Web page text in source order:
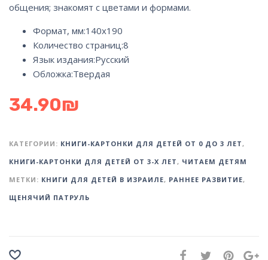
общения; знакомят с цветами и формами.
Формат, мм:140х190
Количество страниц:8
Язык издания:Русский
Обложка:Твердая
34.90₪
КАТЕГОРИИ: КНИГИ-КАРТОНКИ ДЛЯ ДЕТЕЙ ОТ 0 ДО 3 ЛЕТ ,
КНИГИ-КАРТОНКИ ДЛЯ ДЕТЕЙ ОТ 3-Х ЛЕТ , ЧИТАЕМ ДЕТЯМ
МЕТКИ: КНИГИ ДЛЯ ДЕТЕЙ В ИЗРАИЛЕ, РАННЕЕ РАЗВИТИЕ,
ЩЕНЯЧИЙ ПАТРУЛЬ